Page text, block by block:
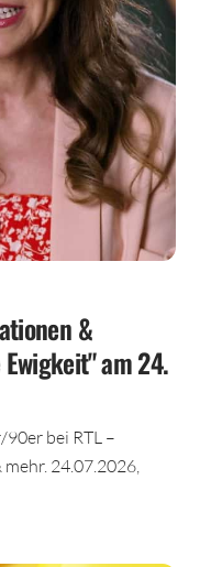
&
am 24.
bei RTL –
24.07.2026,